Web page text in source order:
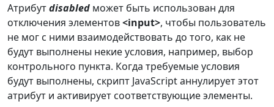
Атрибутdisabled может быть использован для
отключения элементов<input>, чтобы пользователь
не мог с ними взаимодействовать до того, как не
будут выполнены некие условия, например, выбор
контрольного пункта. Когда требуемые условия
будут выполнены, скрипт JavaScript аннулирует этот
атрибут и активирует соответствующие элементы.